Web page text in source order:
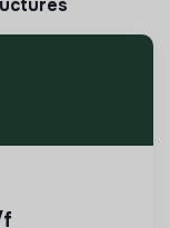
f